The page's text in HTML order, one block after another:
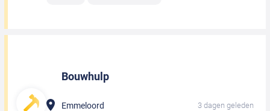
Bouwhulp
Emmeloord 3 dagen geleden